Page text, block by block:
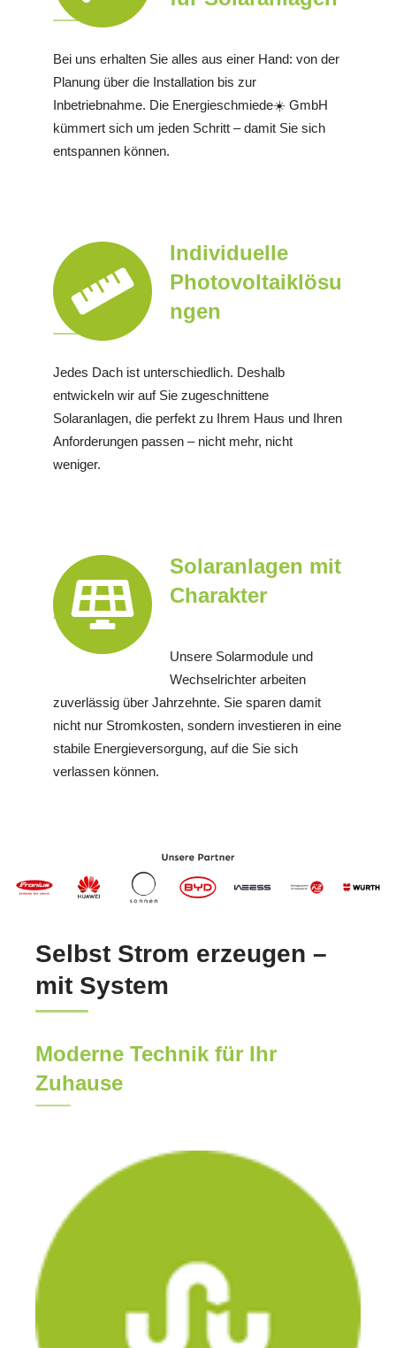
Bei uns erhalten Sie alles aus einer Hand: von der
Planung über die Installation bis zur
Inbetriebnahme. Die Energieschmiede☀️ GmbH
kümmert sich um jeden Schritt – damit Sie sich
entspannen können.
Individuelle
Photovoltaiklösu
ngen
Jedes Dach ist unterschiedlich. Deshalb
entwickeln wir auf Sie zugeschnittene
Solaranlagen, die perfekt zu Ihrem Haus und Ihren
Anforderungen passen – nicht mehr, nicht
weniger.
Solaranlagen mit
Charakter
Unsere Solarmodule und
Wechselrichter arbeiten
zuverlässig über Jahrzehnte. Sie sparen damit
nicht nur Stromkosten, sondern investieren in eine
stabile Energieversorgung, auf die Sie sich
verlassen können.
Selbst Strom erzeugen –
mit System
Moderne Technik für Ihr
Zuhause